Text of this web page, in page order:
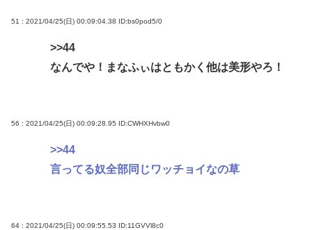
51 : 2021/04/25(日) 00:09:04.38 ID:bs0pod5/0
>>44
なんでや！まなふぃはともかく他は美形やろ！
56 : 2021/04/25(日) 00:09:28.95 ID:CWHXHvbw0
>>44
言ってる奴全部同じワッチョイなの草
64 : 2021/04/25(日) 00:09:55.53 ID:11GVVl8c0